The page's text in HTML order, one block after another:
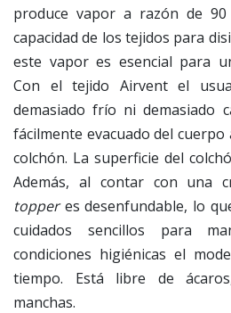
produce vapor a razón de
capacidad de los tejidos para
este vapor es esencial para
Con el tejido Airvent el
demasiado frío ni demasiado
fácilmente evacuado del
colchón. La superficie del
Además, al contar con una
topperes desenfundable, lo
cuidados sencillos para
condiciones higiénicas el
tiempo. Está libre de
manchas.